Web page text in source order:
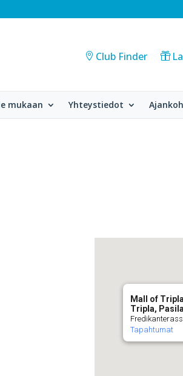
Club Finder
mukaan Yhteystiedot
Mall of
Tripla,
Tapahtumat